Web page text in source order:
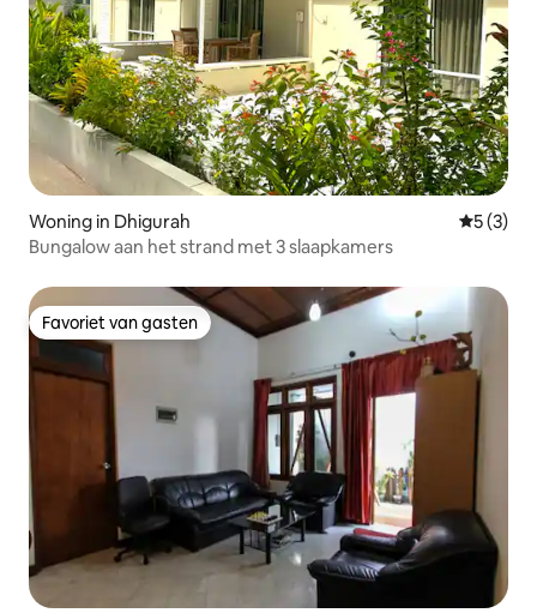
Woning in Dhigurah
5 (3)
Bungalow aan het strand met 3 slaapkamers
Favoriet van gasten
Favoriet van gasten